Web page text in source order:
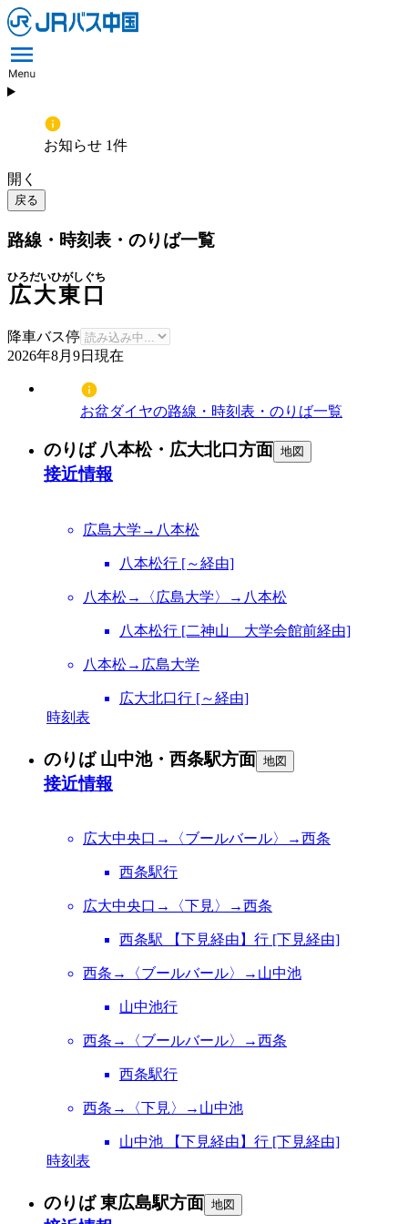
お知らせ 1件
開く
戻る
路線・時刻表・のりば一覧
広大東口
ひろだいひがしぐち
降車バス停
2026年8月9日 現在
お盆ダイヤの路線・時刻表・のりば一覧
のりば 八本松・広大北口方面 地図
接近情報
広島大学→八本松
八本松行 [～経由]
八本松→〈広島大学〉→八本松
八本松行 [二神山 大学会館前経由]
八本松→広島大学
広大北口行 [～経由]
時刻表
のりば 山中池・西条駅方面 地図
接近情報
広大中央口→〈ブールバール〉→西条
西条駅行
広大中央口→〈下見〉→西条
西条駅 【下見経由】行 [下見経由]
西条→〈ブールバール〉→山中池
山中池行
西条→〈ブールバール〉→西条
西条駅行
西条→〈下見〉→山中池
山中池 【下見経由】行 [下見経由]
時刻表
のりば 東広島駅方面 地図